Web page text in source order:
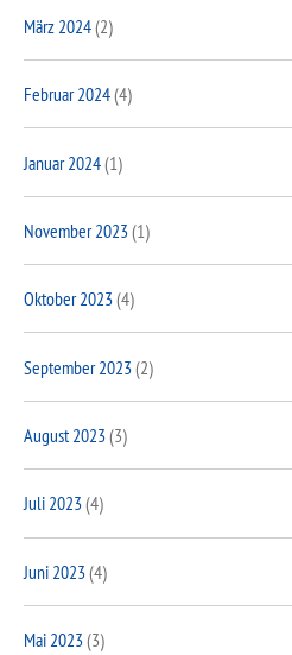
März 2024(2)
Februar 2024(4)
Januar 2024(1)
November 2023(1)
Oktober 2023(4)
September 2023(2)
August 2023(3)
Juli 2023(4)
Juni 2023(4)
Mai 2023(3)